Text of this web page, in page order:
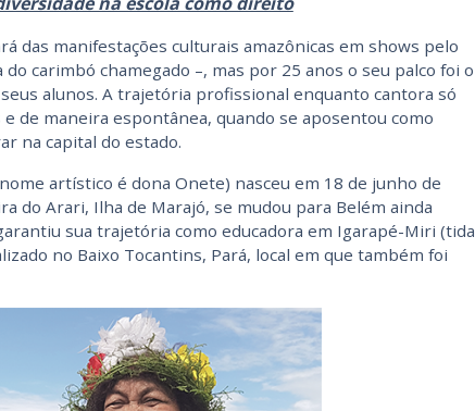
das manifestações culturais amazônicas em shows pelo
carimbó chamegado –, mas por 25 anos o seu palco foi o
alunos. A trajetória profissional enquanto cantora só
de maneira espontânea, quando se aposentou como
na capital do estado.
artístico é dona Onete) nasceu em 18 de junho de
do Arari, Ilha de Marajó, se mudou para Belém ainda
sua trajetória como educadora em Igarapé-Miri (tida
no Baixo Tocantins, Pará, local em que também foi